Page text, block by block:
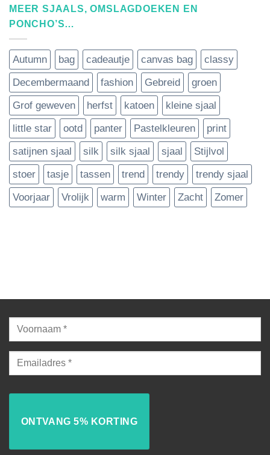
MEER SJAALS, OMSLAGDOEKEN EN
PONCHO’S…
Autumn bag cadeautje canvas bag
classy
Decembermaand
fashion Gebreid
groen
Grof geweven
herfst katoen
kleine sjaal
little star
ootd panter Pastelkleuren
print
satijnen sjaal
silk silk sjaal sjaal
Stijlvol
stoer
tasje tassen trend trendy
trendy sjaal
Voorjaar
Vrolijk warm Winter Zacht Zomer